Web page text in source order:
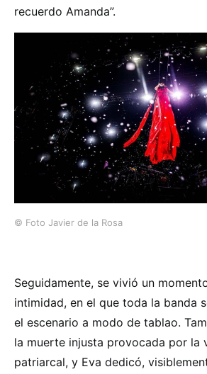
recuerdo Amanda”.
© Foto Javier de la Rosa
Seguidamente, se vivió un
intimidad, en el que toda la banda
el escenario a modo de tablao.
la muerte injusta provocada por la
patriarcal, y Eva dedicó,